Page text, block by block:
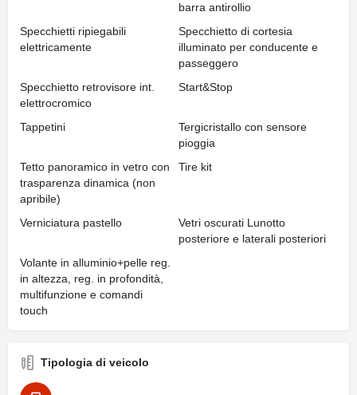
barra antirollio
Specchietti ripiegabili
elettricamente
Specchietto di cortesia
illuminato per conducente e
passeggero
Specchietto retrovisore int.
elettrocromico
Start&Stop
Tappetini
Tergicristallo con sensore
pioggia
Tetto panoramico in vetro con
trasparenza dinamica (non
apribile)
Tire kit
Verniciatura pastello
Vetri oscurati Lunotto
posteriore e laterali posteriori
Volante in alluminio+pelle reg.
in altezza, reg. in profondità,
multifunzione e comandi
touch
Tipologia di veicolo